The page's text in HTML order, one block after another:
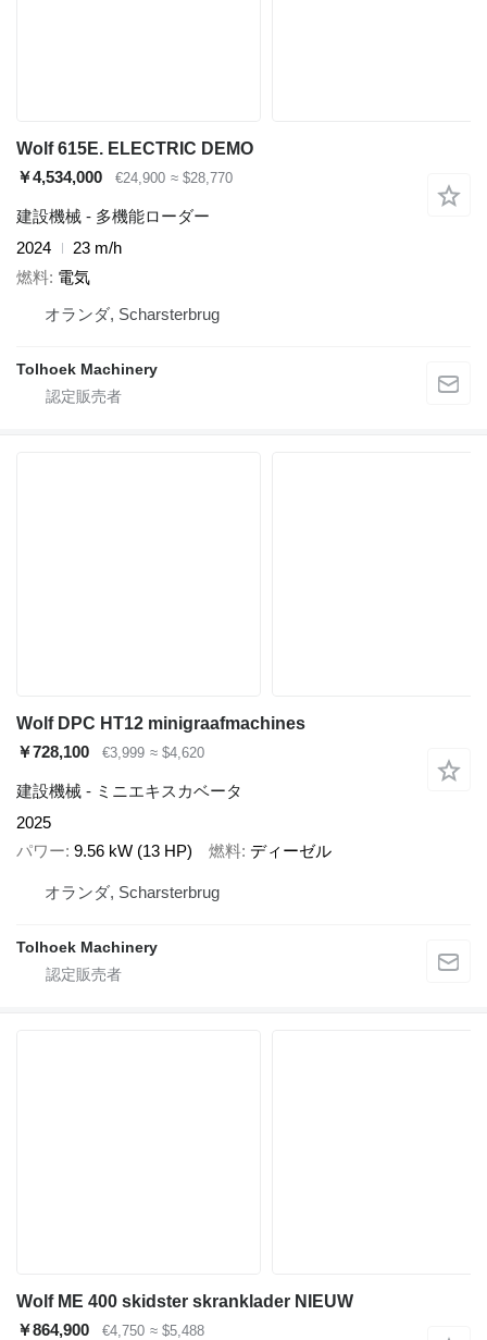
Wolf 615E. ELECTRIC DEMO
￥4,534,000
€24,900 ≈ $28,770
建設機械 - 多機能ローダー
2024
23 m/h
燃料 電気
オランダ, Scharsterbrug
Tolhoek Machinery
Wolf DPC HT12 minigraafmachines
￥728,100
€3,999 ≈ $4,620
建設機械 - ミニエキスカベータ
2025
パワー 9.56 kW (13 HP) 燃料 ディーゼル
オランダ, Scharsterbrug
Tolhoek Machinery
Wolf ME 400 skidster skranklader NIEUW
￥864,900
€4,750 ≈ $5,488